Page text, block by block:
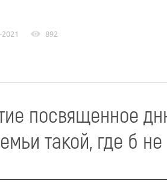
892
посвященное
такой, где б не